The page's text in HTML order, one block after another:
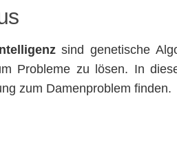
sind genetische
Probleme zu lösen. In
zum Damenproblem finden.